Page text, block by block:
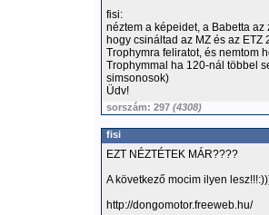
fisi:
néztem a képeidet, a Babetta
hogy csináltad az MZ és az
Trophymra feliratot, és nemtom
Trophymmal ha 120-nál többel
simsonosok)
Üdv!
sorszám: 297 (4308)
fisi
EZT NÉZTÉTEK MÁR????
A következő mocim ilyen
http://dongomotor.freeweb.hu/